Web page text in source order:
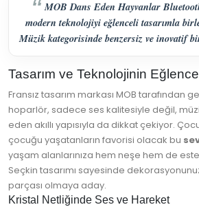
MOB Dans Eden Hayvanlar
modern teknolojiyi eğlenceli tasarımla
Müzik kategorisinde benzersiz ve inovatif
Tasarım ve Teknolojinin
Fransız tasarım markası MOB tarafından
hoparlör, sadece ses kalitesiyle değil,
eden akıllı yapısıyla da dikkat çekiyor.
çocuğu yaşatanların favorisi olacak bu
yaşam alanlarınıza hem neşe hem de
Seçkin tasarımı sayesinde
parçası olmaya aday.
Kristal Netliğinde Ses ve Hareket